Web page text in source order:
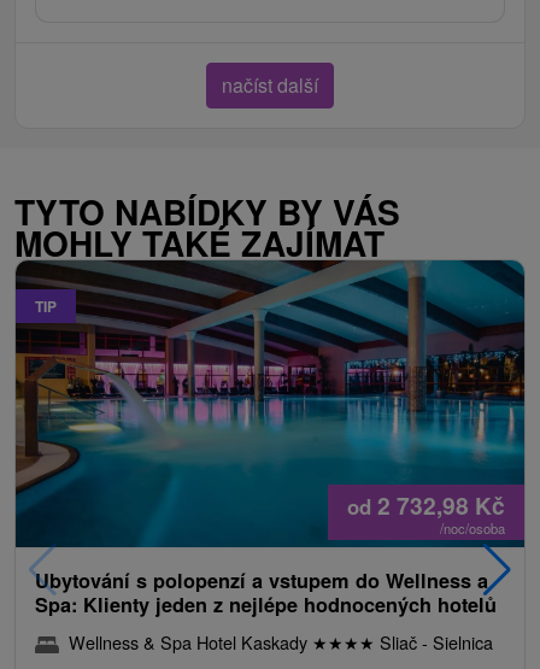
načíst další
TYTO NABÍDKY BY VÁS
MOHLY TAKÉ ZAJÍMAT
TIP
od 2 732,98 Kč
/noc/osoba
Ubytování s polopenzí a vstupem do Wellness a
Spa: Klienty jeden z nejlépe hodnocených hotelů
Wellness & Spa Hotel Kaskady ★★★★ Sliač - Sielnica